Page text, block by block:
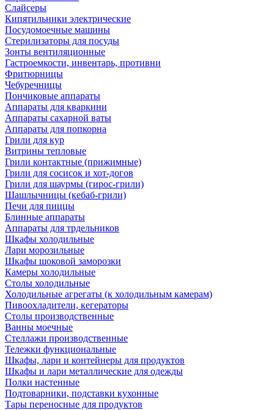
Слайсеры
Кипятильники электрические
Посудомоечные машины
Стерилизаторы для посуды
Зонты вентиляционные
Гастроемкости, инвентарь, противни
Фритюрницы
Чебуречницы
Пончиковые аппараты
Аппараты для кваркини
Аппараты сахарной ваты
Аппараты для попкорна
Грили для кур
Витрины тепловые
Грили контактные (прижимные)
Грили для сосисок и хот-догов
Грили для шаурмы (гирос-грили)
Шашлычницы (кебаб-грили)
Печи для пиццы
Блинные аппараты
Аппараты для трдельников
Шкафы холодильные
Лари морозильные
Шкафы шоковой заморозки
Камеры холодильные
Столы холодильные
Холодильные агрегаты (к холодильным камерам)
Пивоохладители, кегераторы
Столы производственные
Ванны моечные
Стеллажи производственные
Тележки функциональные
Шкафы, лари и контейнеры для продуктов
Шкафы и лари металлические для одежды
Полки настенные
Подтоварники, подставки кухонные
Тары переносные для продуктов